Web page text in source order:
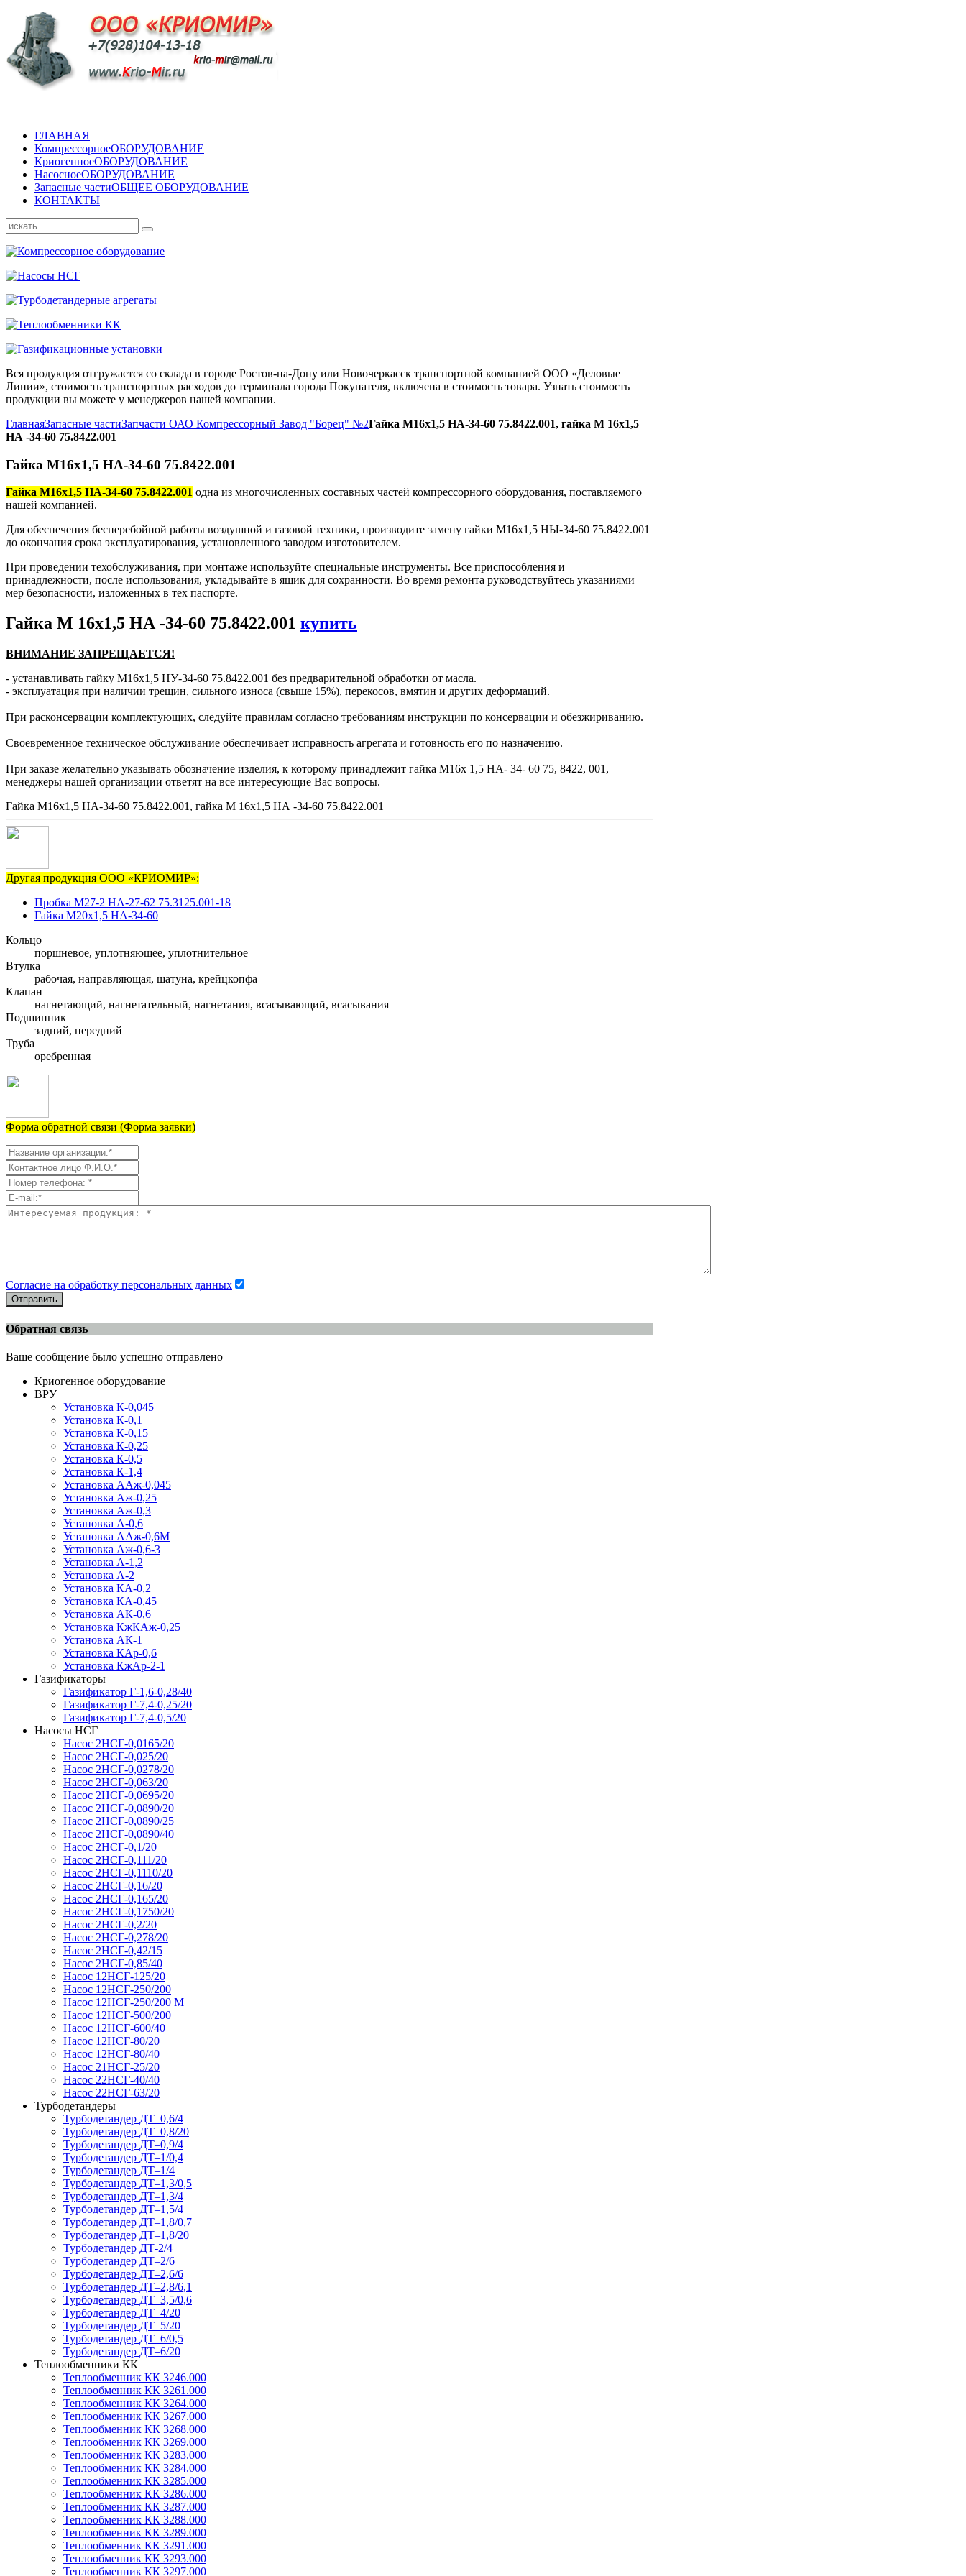
ГЛАВНАЯ
КомпрессорноеОБОРУДОВАНИЕ
КриогенноеОБОРУДОВАНИЕ
НасосноеОБОРУДОВАНИЕ
Запасные частиОБЩЕЕ ОБОРУДОВАНИЕ
КОНТАКТЫ
Вся продукция отгружается со склада в городе Ростов-на-Дону или Новочеркасск транспортной компанией ООО «Деловые
Линии», стоимость транспортных расходов до терминала города Покупателя, включена в стоимость товара. Узнать стоимость
продукции вы можете у менеджеров нашей компании.
ГлавнаяЗапасные частиЗапчасти ОАО Компрессорный Завод "Борец" №2Гайка М16х1,5 НА-34-60 75.8422.001, гайка М 16х1,5
НА -34-60 75.8422.001
Гайка М16х1,5 НА-34-60 75.8422.001
Гайка М16х1,5 НА-34-60 75.8422.001 одна из многочисленных составных частей компрессорного оборудования, поставляемого
нашей компанией.
Для обеспечения бесперебойной работы воздушной и газовой техники, производите замену гайки М16х1,5 НЫ-34-60 75.8422.001
до окончания срока эксплуатирования, установленного заводом изготовителем.
При проведении техобслуживания, при монтаже используйте специальные инструменты. Все приспособления и
принадлежности, после использования, укладывайте в ящик для сохранности. Во время ремонта руководствуйтесь указаниями
мер безопасности, изложенных в тех паспорте.
Гайка М 16х1,5 НА -34-60 75.8422.001 купить
ВНИМАНИЕ ЗАПРЕЩАЕТСЯ!
- устанавливать гайку М16х1,5 НУ-34-60 75.8422.001 без предварительной обработки от масла.
- эксплуатация при наличии трещин, сильного износа (свыше 15%), перекосов, вмятин и других деформаций.
При расконсервации комплектующих, следуйте правилам согласно требованиям инструкции по консервации и обезжириванию.
Своевременное техническое обслуживание обеспечивает исправность агрегата и готовность его по назначению.
При заказе желательно указывать обозначение изделия, к которому принадлежит гайка М16х 1,5 НА- 34- 60 75, 8422, 001,
менеджеры нашей организации ответят на все интересующие Вас вопросы.
Гайка М16х1,5 НА-34-60 75.8422.001, гайка М 16х1,5 НА -34-60 75.8422.001
Другая продукция ООО «КРИОМИР»:
Пробка М27-2 НА-27-62 75.3125.001-18
Гайка М20х1,5 НА-34-60
Кольцо
поршневое, уплотняющее, уплотнительное
Втулка
рабочая, направляющая, шатуна, крейцкопфа
Клапан
нагнетающий, нагнетательный, нагнетания, всасывающий, всасывания
Подшипник
задний, передний
Труба
оребренная
Форма обратной связи (Форма заявки)
Согласие на обработку персональных данных
Отправить
Обратная связь
Ваше сообщение было успешно отправлено
Криогенное оборудование
ВРУ
Установка К-0,045
Установка К-0,1
Установка К-0,15
Установка К-0,25
Установка К-0,5
Установка К-1,4
Установка ААж-0,045
Установка Аж-0,25
Установка Аж-0,3
Установка А-0,6
Установка ААж-0,6М
Установка Аж-0,6-3
Установка А-1,2
Установка А-2
Установка КА-0,2
Установка КА-0,45
Установка АК-0,6
Установка КжКАж-0,25
Установка АК-1
Установка КАр-0,6
Установка КжАр-2-1
Газификаторы
Газификатор Г-1,6-0,28/40
Газификатор Г-7,4-0,25/20
Газификатор Г-7,4-0,5/20
Насосы НСГ
Насос 2НСГ-0,0165/20
Насос 2НСГ-0,025/20
Насос 2НСГ-0,0278/20
Насос 2НСГ-0,063/20
Насос 2НСГ-0,0695/20
Насос 2НСГ-0,0890/20
Насос 2НСГ-0,0890/25
Насос 2НСГ-0,0890/40
Насос 2НСГ-0,1/20
Насос 2НСГ-0,111/20
Насос 2НСГ-0,1110/20
Насос 2НСГ-0,16/20
Насос 2НСГ-0,165/20
Насос 2НСГ-0,1750/20
Насос 2НСГ-0,2/20
Насос 2НСГ-0,278/20
Насос 2НСГ-0,42/15
Насос 2НСГ-0,85/40
Насос 12НСГ-125/20
Насос 12НСГ-250/200
Насос 12НСГ-250/200 М
Насос 12НСГ-500/200
Насос 12НСГ-600/40
Насос 12НСГ-80/20
Насос 12НСГ-80/40
Насос 21НСГ-25/20
Насос 22НСГ-40/40
Насос 22НСГ-63/20
Турбодетандеры
Турбодетандер ДТ–0,6/4
Турбодетандер ДТ–0,8/20
Турбодетандер ДТ–0,9/4
Турбодетандер ДТ–1/0,4
Турбодетандер ДТ–1/4
Турбодетандер ДТ–1,3/0,5
Турбодетандер ДТ–1,3/4
Турбодетандер ДТ–1,5/4
Турбодетандер ДТ–1,8/0,7
Турбодетандер ДТ–1,8/20
Турбодетандер ДТ-2/4
Турбодетандер ДТ–2/6
Турбодетандер ДТ–2,6/6
Турбодетандер ДТ–2,8/6,1
Турбодетандер ДТ–3,5/0,6
Турбодетандер ДТ–4/20
Турбодетандер ДТ–5/20
Турбодетандер ДТ–6/0,5
Турбодетандер ДТ–6/20
Теплообменники КК
Теплообменник КК 3246.000
Теплообменник КК 3261.000
Теплообменник КК 3264.000
Теплообменник КК 3267.000
Теплообменник КК 3268.000
Теплообменник КК 3269.000
Теплообменник КК 3283.000
Теплообменник КК 3284.000
Теплообменник КК 3285.000
Теплообменник КК 3286.000
Теплообменник КК 3287.000
Теплообменник КК 3288.000
Теплообменник КК 3289.000
Теплообменник КК 3291.000
Теплообменник КК 3293.000
Теплообменник КК 3297.000